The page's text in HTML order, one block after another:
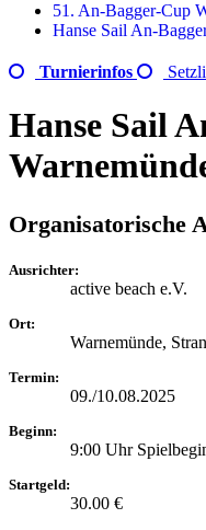
51. An-Bagger-Cup
Hanse Sail An-
Turnierinfos
Hanse Sail
Organisatorische
Ausrichter:
active beach e.V.
Ort:
Warnemünde,
Termin:
09./10.08.2025
Beginn:
9:00 Uhr
Startgeld:
30.00 €